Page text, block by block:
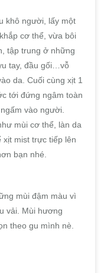
khô người, lấy một
cơ thể, vừa bôi
tập trung ở những
tay, đầu gối…vỗ
da. Cuối cùng xịt 1
tới đứng ngâm toàn
vào người.
mùi cơ thể, làn da
mist trực tiếp lên
bạn nhé.
mùi đậm màu vì
vải. Mùi hương
theo gu mình nè.